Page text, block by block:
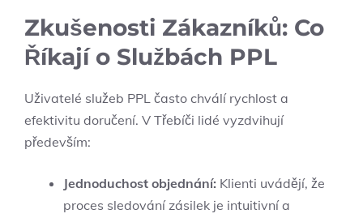
Zkušenosti Zákazníků: Co
Říkají o Službách PPL
Uživatelé služeb PPL často chválí rychlost a
efektivitu doručení. V Třebíči lidé vyzdvihují
především:
Jednoduchost objednání: Klienti uvádějí, že
proces sledování zásilek je intuitivní a